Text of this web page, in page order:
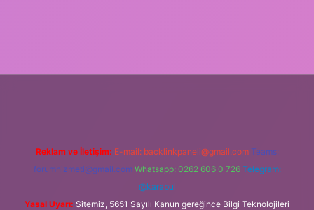
Reklam ve İletişim: E-mail: backlinkpaneli@gmail.com Teams:
forumhizmeti@gmail.com Whatsapp: 0262 606 0 726 Telegram:
@karabul
Yasal Uyarı: Sitemiz, 5651 Sayılı Kanun gereğince Bilgi Teknolojileri